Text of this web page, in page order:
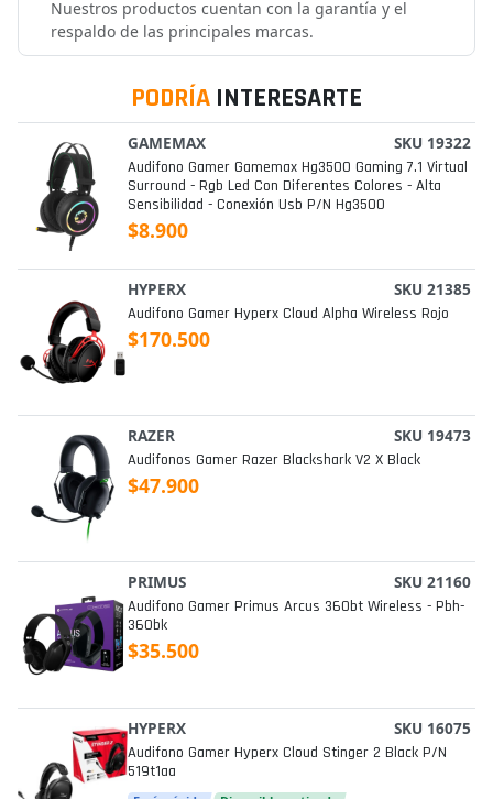
Nuestros productos cuentan con la garantía y el
respaldo de las principales marcas.
PODRÍA INTERESARTE
GAMEMAX SKU 19322
Audifono Gamer Gamemax Hg3500 Gaming 7.1 Virtual
Surround - Rgb Led Con Diferentes Colores - Alta
Sensibilidad - Conexión Usb P/n Hg3500
$8.900
HYPERX SKU 21385
Audifono Gamer Hyperx Cloud Alpha Wireless Rojo
$170.500
RAZER SKU 19473
Audifonos Gamer Razer Blackshark V2 X Black
$47.900
PRIMUS SKU 21160
Audifono Gamer Primus Arcus 360bt Wireless - Pbh-
360bk
$35.500
HYPERX SKU 16075
Audifono Gamer Hyperx Cloud Stinger 2 Black P/n
519t1aa